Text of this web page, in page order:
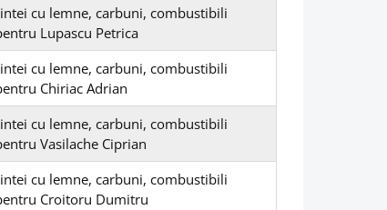
cu lemne, carbuni, combustibili
Lupascu Petrica
cu lemne, carbuni, combustibili
Chiriac Adrian
cu lemne, carbuni, combustibili
Vasilache Ciprian
cu lemne, carbuni, combustibili
Croitoru Dumitru